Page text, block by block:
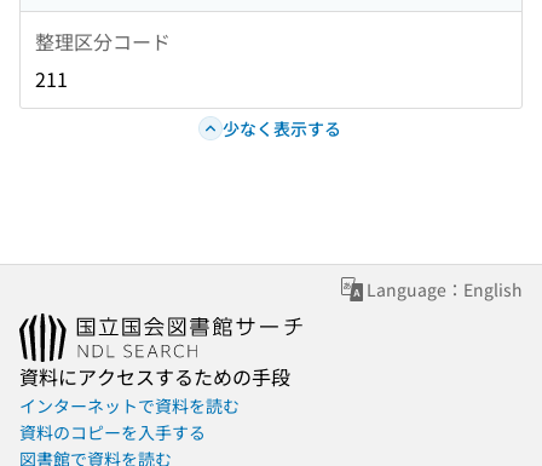
整理区分コード
211
少なく表示する
Language：English
資料にアクセスするための手段
インターネットで資料を読む
資料のコピーを入手する
図書館で資料を読む